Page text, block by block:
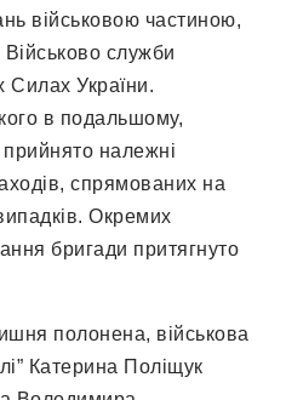
військовою частиною,
Військово служби
Силах України.
в подальшому,
належні
спрямованих на
Окремих
бригади притягнуто
полонена, військова
Катерина Поліщук